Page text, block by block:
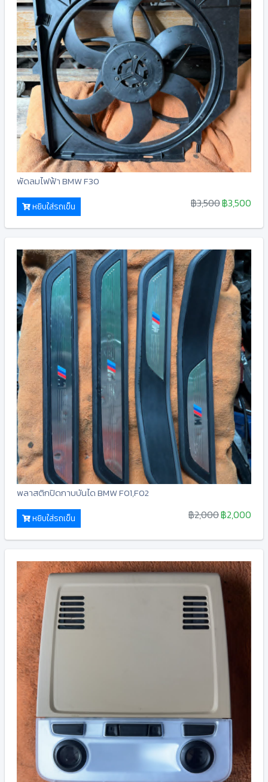
พัดลมไฟฟ้า BMW F30
หยิบใส่รถเข็น ฿3,500฿3,500
พลาสติกปิดกาบบันได BMW F01,F02
หยิบใส่รถเข็น ฿2,000฿2,000